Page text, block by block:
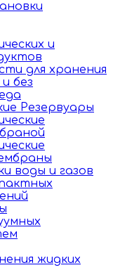
и
для хранения
без
Резервуары
воды и газов
жидких